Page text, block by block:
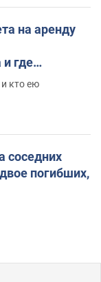
на аренду
где
кто ею
соседних
погибших,